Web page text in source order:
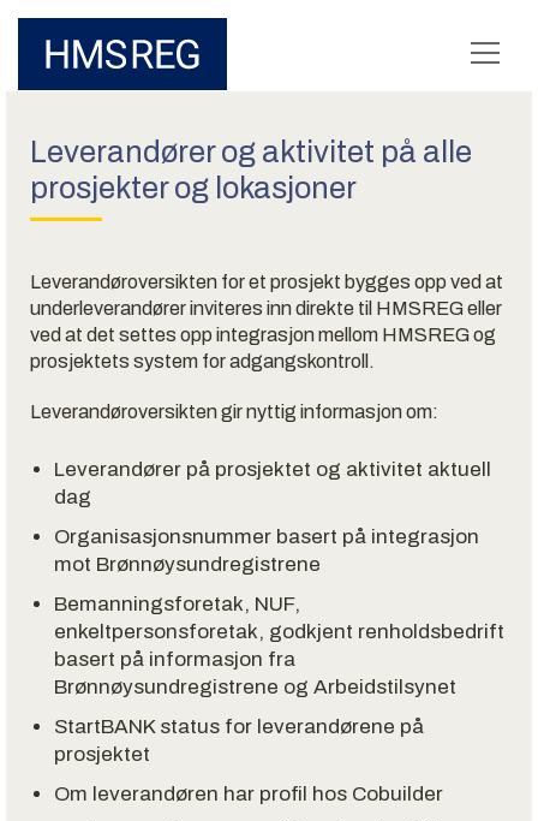
Leverandører og aktivitet på alle
prosjekter og lokasjoner
Leverandøroversikten for et prosjekt bygges opp ved at
underleverandører inviteres inn direkte til HMSREG eller
ved at det settes opp integrasjon mellom HMSREG og
prosjektets system for adgangskontroll.
Leverandøroversikten gir nyttig informasjon om:
Leverandører på prosjektet og aktivitet aktuell
dag
Organisasjonsnummer basert på integrasjon
mot Brønnøysundregistrene
Bemanningsforetak, NUF,
enkeltpersonsforetak, godkjent renholdsbedrift
basert på informasjon fra
Brønnøysundregistrene og Arbeidstilsynet
StartBANK status for leverandørene på
prosjektet
Om leverandøren har profil hos Cobuilder